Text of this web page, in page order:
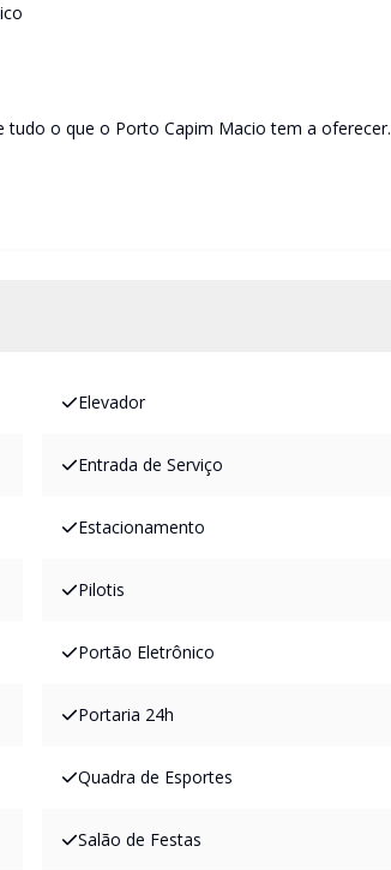
tudo o que o Porto Capim Macio tem a oferecer.
Elevador
Entrada de Serviço
Estacionamento
Pilotis
Portão Eletrônico
Portaria 24h
Quadra de Esportes
Salão de Festas